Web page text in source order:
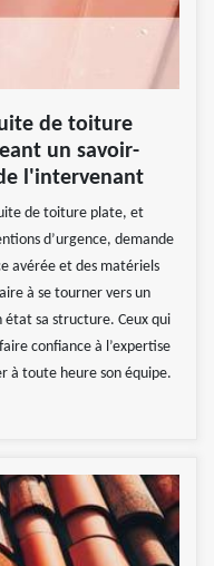
de toiture
un savoir-
l'intervenant
de toiture plate, et
d’urgence, demande
avérée et des matériels
à se tourner vers un
sa structure. Ceux qui
confiance à l’expertise
à toute heure son équipe.